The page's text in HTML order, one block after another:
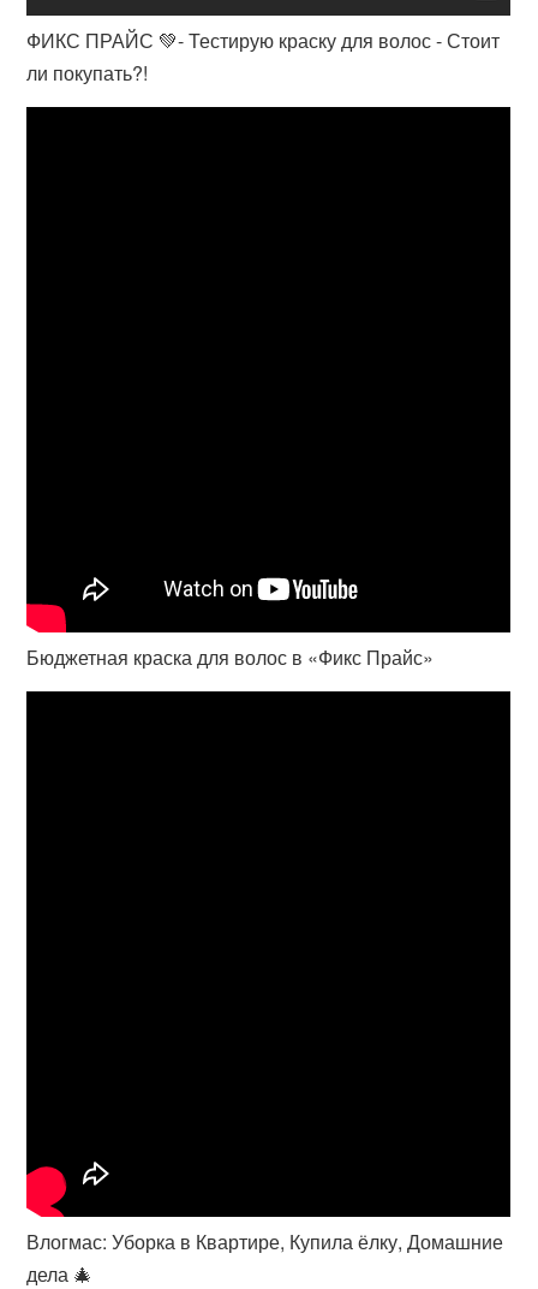
ФИКС ПРАЙС 💚- Тестирую краску для волос - Стоит
ли покупать?!
Бюджетная краска для волос в «Фикс Прайс»
Влогмас: Уборка в Квартире, Купила ёлку, Домашние
дела 🎄